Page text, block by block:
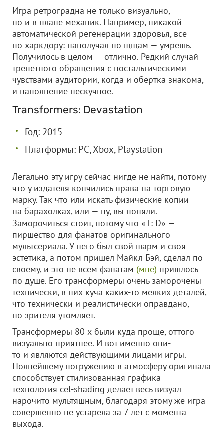
Игра ретроградна не только визуально,
но и в плане механик. Например, никакой
автоматической регенерации здоровья, все
по харкдору: наполучал по щщам — умрешь.
Получилось в целом — отлично. Редкий случай
трепетного обращения с ностальгическими
чувствами аудитории, когда и обертка знакома,
и наполнение нескучное.
Transformers: Devastation
Год: 2015
Платформы: PC, Xbox, Playstation
Легально эту игру сейчас нигде не найти, потому
что у издателя кончились права на торговую
марку. Так что или искать физические копии
на барахолках, или — ну, вы поняли.
Заморочиться стоит, потому что «T: D» —
пиршество для фанатов оригинального
мультсериала. У него был свой шарм и своя
эстетика, а потом пришел Майкл Бэй, сделал по-
своему, и это не всем фанатам (мне) пришлось
по душе. Его трансформеры очень заморочены
технически, в них куча каких-то мелких деталей,
что технически и реалистически оправдано,
но зрителя утомляет.
Трансформеры 80-х были куда проще, оттого —
визуально приятнее. И вот именно они-
то и являются действующими лицами игры.
Полнейшему погружению в атмосферу оригинала
способствует стилизованная графика —
технология cel-shading делает весь визуал
нарочито мультяшным, благодаря этому же игра
совершенно не устарела за 7 лет с момента
выхода.